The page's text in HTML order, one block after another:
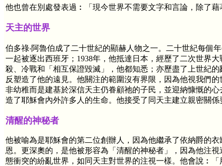
他也曾在別處發表過︰「現今世界不需要文字和言論，除了
天主的世界
伯多祿‧阿魯伯成了二十世紀的顯赫人物之一。二十世紀每個
一起被逐出西班牙；1938年，他抵達日本，經歷了二次世界
殺、冷戰和「相互保證毀滅」，他都知悉；亦歷盡了上世紀
反塑造了他的遠見。他關注的範圍沒有界限，因為他視我們
非幼稚而是建基於深信天主仍眷顧祂的子民，並迎納慷慨的
造了耶穌會內外許多人的生命。他接受了同天主建立親密關
清醒的神秘者
他被喻為是耶穌會的第二位創辦人，因為他繼承了依納爵的
恩。更深奧的，是他被形容為「清醒的神秘者」，因為他注
態衝突的紛亂世界，如同天主對世界的注視一樣。他會說︰